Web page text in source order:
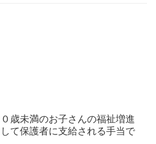
歳未満のお子さんの福祉増進
て保護者に支給される手当で